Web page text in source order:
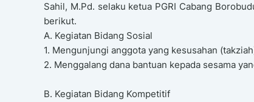
Sahil, M.Pd. selaku ketua PGRI Cabang
berikut.
A. Kegiatan Bidang Sosial
1. Mengunjungi anggota yang kesusahan
2. Menggalang dana bantuan kepada sesama
B. Kegiatan Bidang Kompetitif